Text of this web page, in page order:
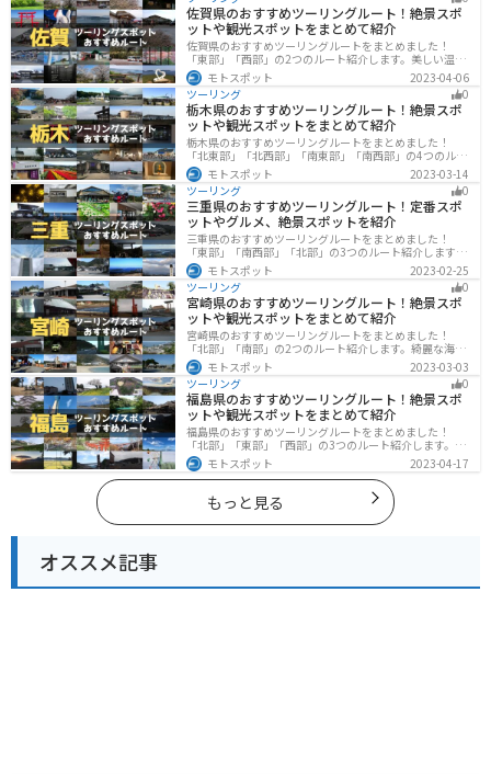
佐賀県のおすすめツーリングルート！絶景スポ
ットや観光スポットをまとめて紹介
佐賀県のおすすめツーリングルートをまとめました！
「東部」「西部」の2つのルート紹介します。美しい温泉
地や古墳群、歴史ある城や神社仏閣など、バイクツーリ
ングに適したスポットが多数存在し、様々な楽しみ方が
できます。バイクで佐賀県にツーリングに行く際は参考
にしてください。
モトスポット
2023-04-06
ツーリング
0
栃木県のおすすめツーリングルート！絶景スポ
ットや観光スポットをまとめて紹介
栃木県のおすすめツーリングルートをまとめました！
「北東部」「北西部」「南東部」「南西部」の4つのルー
ト紹介します。日本を代表する神社や広大な山や滝、湖
などを歴史や自然を満喫するツーリングができます。バ
イクで栃木県にツーリングに行く際は参考にしてくださ
い。
モトスポット
2023-03-14
ツーリング
0
三重県のおすすめツーリングルート！定番スポ
ットやグルメ、絶景スポットを紹介
三重県のおすすめツーリングルートをまとめました！
「東部」「南西部」「北部」の3つのルート紹介します。
標高の高いスカイラインからリアス式海岸まであるの
で、飽きることなくツーリングを堪能できます。バイク
で三重県にツーリングに行く際は参考にしてください。
モトスポット
2023-02-25
ツーリング
0
宮崎県のおすすめツーリングルート！絶景スポ
ットや観光スポットをまとめて紹介
宮崎県のおすすめツーリングルートをまとめました！
「北部」「南部」の2つのルート紹介します。綺麗な海岸
線が特徴的な海・自然豊かな山・趣のある神社を満喫す
るツーリングができます。バイクで宮崎県にツーリング
に行く際は参考にしてください。
モトスポット
2023-03-03
ツーリング
0
福島県のおすすめツーリングルート！絶景スポ
ットや観光スポットをまとめて紹介
福島県のおすすめツーリングルートをまとめました！
「北部」「東部」「西部」の3つのルート紹介します。内
陸部には山々が連なり、海岸線は太平洋に面してるので
観光スポットが多数あります。バイクで福島県にツーリ
ングに行く際は参考にしてください。
モトスポット 2023-04-17
もっと見る
オススメ記事